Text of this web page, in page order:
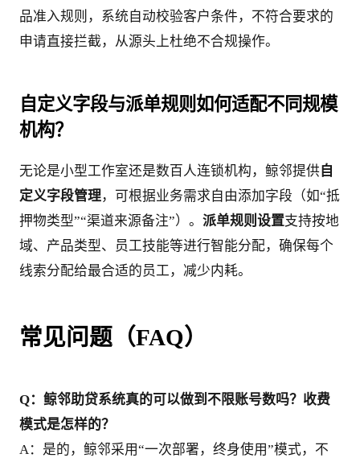
品准入规则，系统自动校验客户条件，不符合要求的
申请直接拦截，从源头上杜绝不合规操作。
自定义字段与派单规则如何适配不同规模
机构？
无论是小型工作室还是数百人连锁机构，鲸邻提供自
定义字段管理，可根据业务需求自由添加字段（如“抵
押物类型”“渠道来源备注”）。 派单规则设置支持按地
域、产品类型、员工技能等进行智能分配，确保每个
线索分配给最合适的员工，减少内耗。
常见问题（FAQ）
Q：鲸邻助贷系统真的可以做到不限账号数吗？收费
模式是怎样的？
A：是的，鲸邻采用“一次部署，终身使用”模式，不